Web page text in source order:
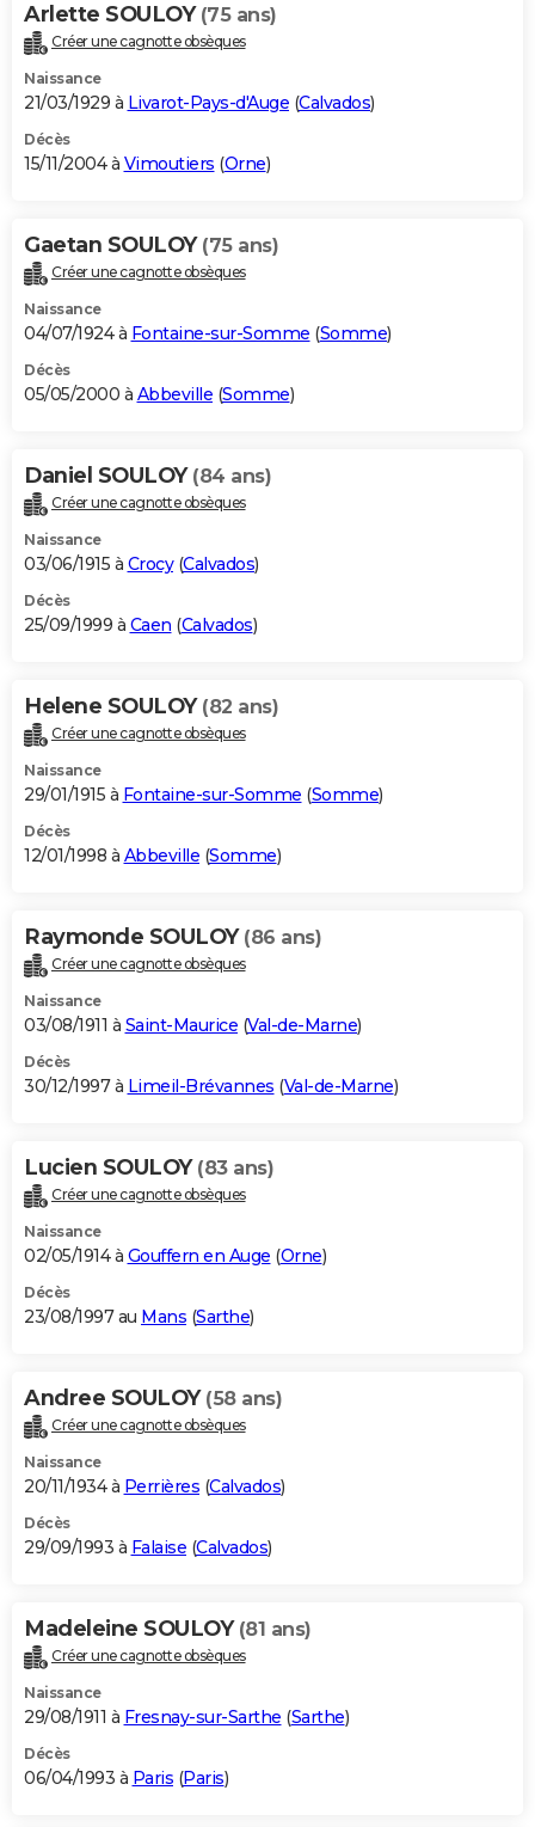
Arlette SOULOY (75 ans)
Créer une cagnotte obsèques
Naissance
21/03/1929 à Livarot-Pays-d'Auge (Calvados)
Décès
15/11/2004 à Vimoutiers (Orne)
Gaetan SOULOY (75 ans)
Créer une cagnotte obsèques
Naissance
04/07/1924 à Fontaine-sur-Somme (Somme)
Décès
05/05/2000 à Abbeville (Somme)
Daniel SOULOY (84 ans)
Créer une cagnotte obsèques
Naissance
03/06/1915 à Crocy(Calvados)
Décès
25/09/1999 à Caen (Calvados)
Helene SOULOY (82 ans)
Créer une cagnotte obsèques
Naissance
29/01/1915 à Fontaine-sur-Somme (Somme)
Décès
12/01/1998 à Abbeville (Somme)
Raymonde SOULOY (86 ans)
Créer une cagnotte obsèques
Naissance
03/08/1911 à Saint-Maurice (Val-de-Marne)
Décès
30/12/1997 à Limeil-Brévannes (Val-de-Marne)
Lucien SOULOY (83 ans)
Créer une cagnotte obsèques
Naissance
02/05/1914 à Gouffern en Auge (Orne)
Décès
23/08/1997 au Mans (Sarthe)
Andree SOULOY (58 ans)
Créer une cagnotte obsèques
Naissance
20/11/1934 à Perrières (Calvados)
Décès
29/09/1993 à Falaise (Calvados)
Madeleine SOULOY (81 ans)
Créer une cagnotte obsèques
Naissance
29/08/1911 à Fresnay-sur-Sarthe (Sarthe)
Décès
06/04/1993 à Paris (Paris)